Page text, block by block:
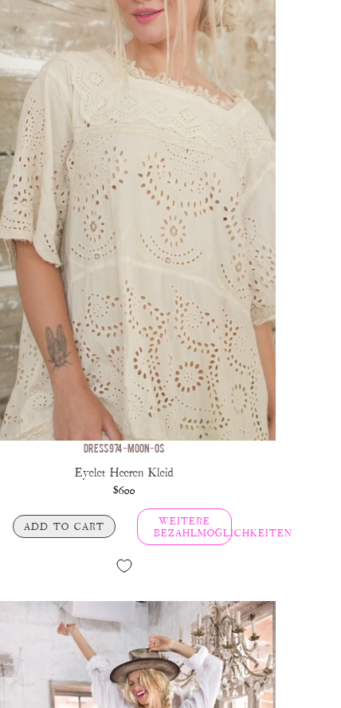
DRESS 974-MOON-OS
Eyelet Heeren Kleid
$600
ADD TO CART
WEITERE
BEZAHLMÖGLICHKEITEN